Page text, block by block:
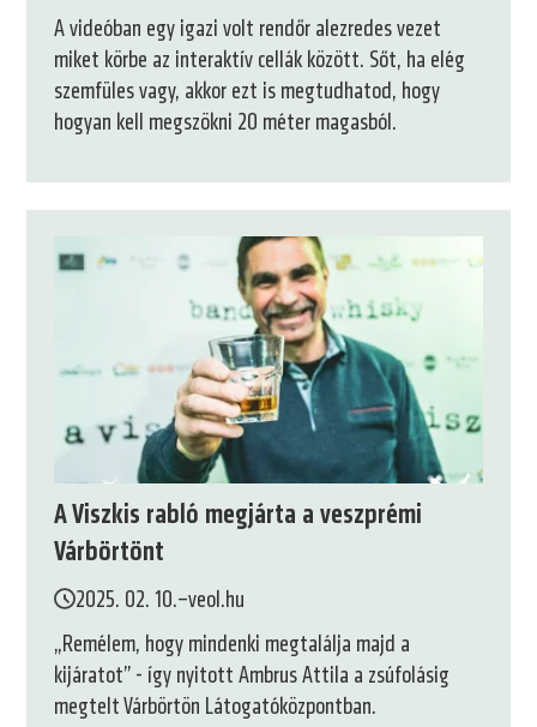
A videóban egy igazi volt rendőr alezredes vezet
miket körbe az interaktív cellák között. Sőt, ha elég
szemfüles vagy, akkor ezt is megtudhatod, hogy
hogyan kell megszökni 20 méter magasból.
A Viszkis rabló megjárta a veszprémi
Várbörtönt
2025. 02. 10.–veol.hu
„Remélem, hogy mindenki megtalálja majd a
kijáratot” - így nyitott Ambrus Attila a zsúfolásig
megtelt Várbörtön Látogatóközpontban.